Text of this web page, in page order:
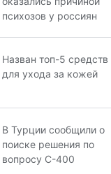
психозов у россиян
Назван топ-5 средств
для ухода за кожей
В Турции сообщили о
поиске решения по
вопросу С-400